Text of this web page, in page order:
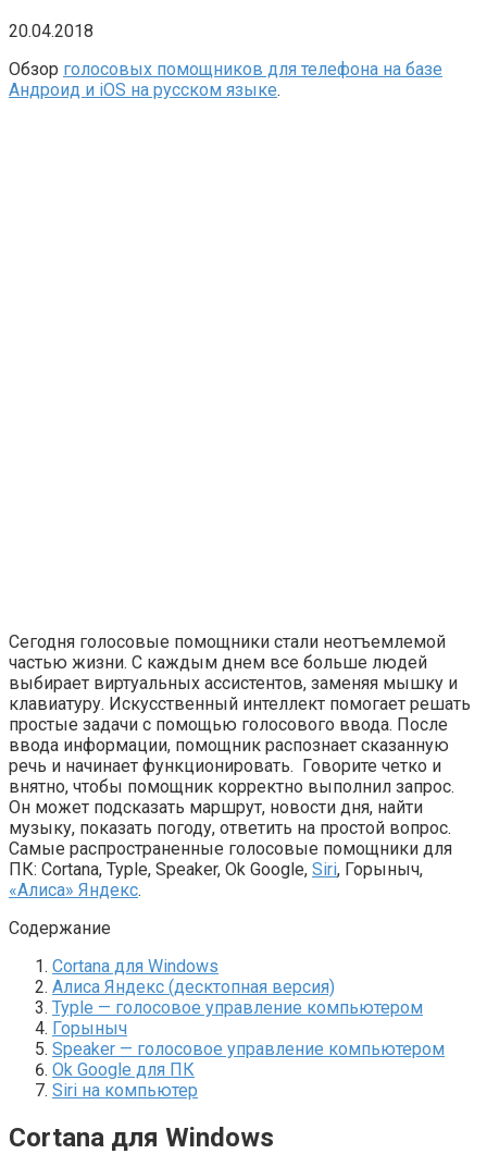
20.04.2018
Обзор голосовых помощников для телефона на базе
Андроид и iOS на русском языке.
Сегодня голосовые помощники стали неотъемлемой
частью жизни. С каждым днем все больше людей
выбирает виртуальных ассистентов, заменяя мышку и
клавиатуру. Искусственный интеллект помогает решать
простые задачи с помощью голосового ввода. После
ввода информации, помощник распознает сказанную
речь и начинает функционировать. Говорите четко и
внятно, чтобы помощник корректно выполнил запрос.
Он может подсказать маршрут, новости дня, найти
музыку, показать погоду, ответить на простой вопрос.
Самые распространенные голосовые помощники для
ПК: Cortana, Typle, Speaker, Ok Google, Siri, Горыныч,
«Алиса» Яндекс.
Содержание
Cortana для Windows
Алиса Яндекс (десктопная версия)
Typle — голосовое управление компьютером
Горыныч
Speaker — голосовое управление компьютером
Ok Google для ПК
Siri на компьютер
Cortana для Windows